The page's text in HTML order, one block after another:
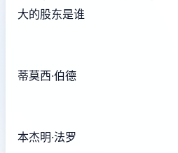
大的股东是谁
蒂莫西·伯德
本杰明·法罗